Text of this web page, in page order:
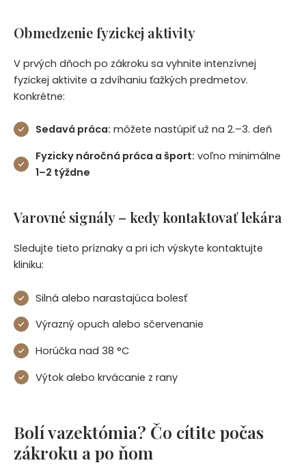
Obmedzenie fyzickej aktivity
V prvých dňoch po zákroku sa vyhnite intenzívnej
fyzickej aktivite a zdvíhaniu ťažkých predmetov.
Konkrétne:
Sedavá práca: môžete nastúpiť už na 2.–3. deň
Fyzicky náročná práca a šport: voľno minimálne
1–2 týždne
Varovné signály – kedy kontaktovať lekára
Sledujte tieto príznaky a pri ich výskyte kontaktujte
kliniku:
Silná alebo narastajúca bolesť
Výrazný opuch alebo sčervenanie
Horúčka nad 38 °C
Výtok alebo krvácanie z rany
Bolí vazektómia? Čo cítite počas
zákroku a po ňom